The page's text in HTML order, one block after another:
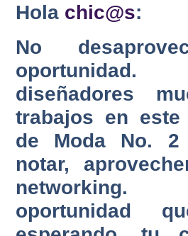
Hola chic@s:
No
diseñadores
trabajos en este
de Moda No. 2
notar,
oportunidad